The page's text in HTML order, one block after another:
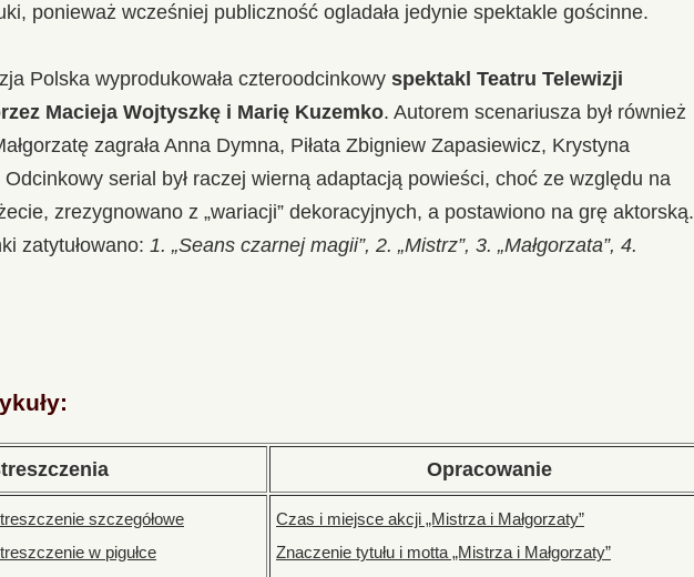
ponieważ wcześniej publiczność ogladała jedynie spektakle gościnne.
Polska wyprodukowała czteroodcinkowy spektakl Teatru Telewizji
Macieja Wojtyszkę i Marię Kuzemko. Autorem scenariusza był również
zagrała Anna Dymna, Piłata Zbigniew Zapasiewicz, Krystyna
serial był raczej wierną adaptacją powieści, choć ze względu na
zrezygnowano z „wariacji” dekoracyjnych, a postawiono na grę aktorską.
zatytułowano: 1. „Seans czarnej magii”, 2. „Mistrz”, 3. „Małgorzata”, 4.
Opracowanie
szczegółowe
w pigułce
Czas i miejsce akcji „Mistrza i Małgorzaty”
Znaczenie tytułu i motta „Mistrza i Małgorzaty”